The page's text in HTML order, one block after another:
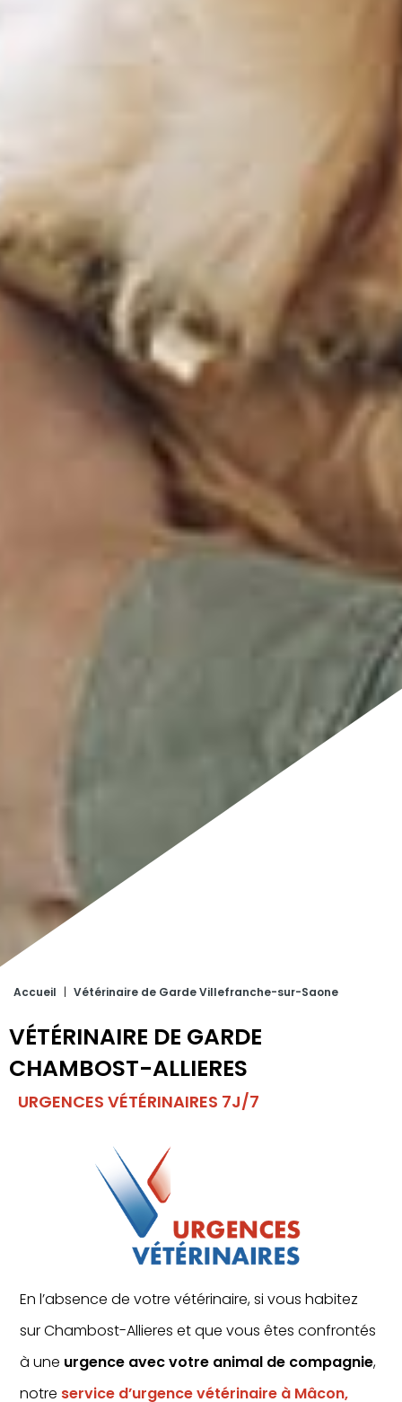
Accueil | Vétérinaire de Garde Villefranche-sur-Saone
VÉTÉRINAIRE DE GARDE
CHAMBOST-ALLIERES
URGENCES VÉTÉRINAIRES 7J/7
En l’absence de votre vétérinaire, si vous habitez
sur Chambost-Allieres et que vous êtes confrontés
à une urgence avec votre animal de compagnie,
notre service d’urgence vétérinaire à Mâcon,